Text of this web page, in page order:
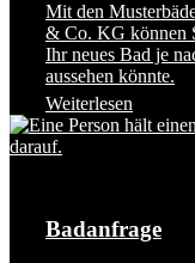
Mit den
& Co. KG können
Ihr neues Bad je
aussehen könnte.
Weiterlesen
Badanfrage